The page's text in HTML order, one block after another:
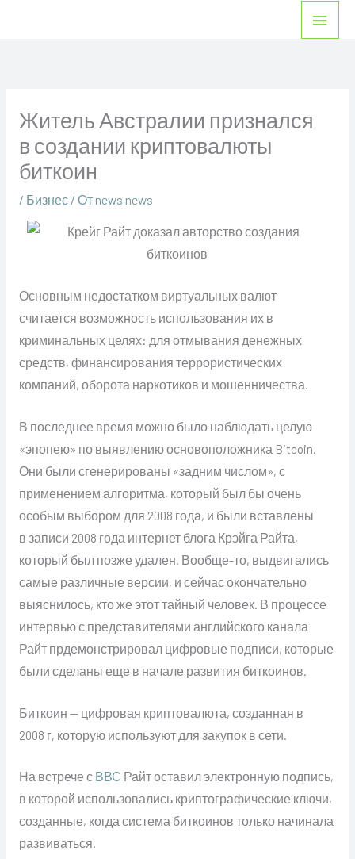
Житель Австралии признался
в создании криптовалюты
биткоин
/ Бизнес/ От news news
Основным недостатком виртуальных валют
считается возможность использования их в
криминальных целях: для отмывания денежных
средств, финансирования террористических
компаний, оборота наркотиков и мошенничества.
В последнее время можно было наблюдать целую
«эпопею» по выявлению основоположника Bitcoin.
Они были сгенерированы «задним числом», с
применением алгоритма, который был бы очень
особым выбором для 2008 года, и были вставлены
в записи 2008 года интернет блога Крэйга Райта,
который был позже удален. Вообще-то, выдвигались
самые различные версии, и сейчас окончательно
выяснилось, кто же этот тайный человек. В процессе
интервью с представителями английского канала
Райт прдемонстрировал цифровые подписи, которые
были сделаны еще в начале развития биткоинов.
Биткоин — цифровая криптовалюта, созданная в
2008 г, которую используют для закупок в сети.
На встрече с ВВС Райт оставил электронную подпись,
в которой использовались криптографические ключи,
созданные, когда система биткоинов только начинала
развиваться.